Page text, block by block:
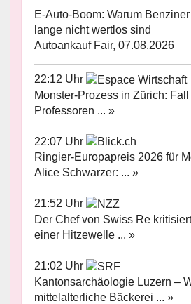
E-Auto-Boom: Warum
lange nicht wertlos sind
Autoankauf Fair, 07.08.2026
22:12 Uhr
Monster-Prozess in Zürich:
Professoren ... »
22:07 Uhr
Ringier-Europapreis 2026 für
Alice Schwarzer: ... »
21:52 Uhr
Der Chef von Swiss Re
einer Hitzewelle ... »
21:02 Uhr
Kantonsarchäologie Luzern –
mittelalterliche Bäckerei ... »